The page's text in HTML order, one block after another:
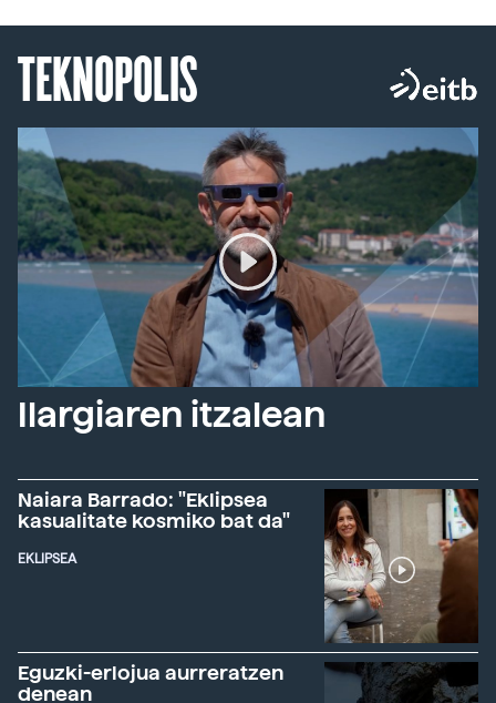
TEKNOPOLIS
Ilargiaren itzalean
Naiara Barrado: "Eklipsea
kasualitate kosmiko bat da"
EKLIPSEA
Eguzki-erlojua aurreratzen
denean